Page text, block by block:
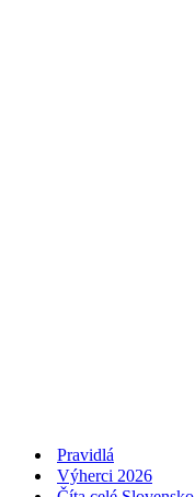
Pravidlá
Výherci 2026